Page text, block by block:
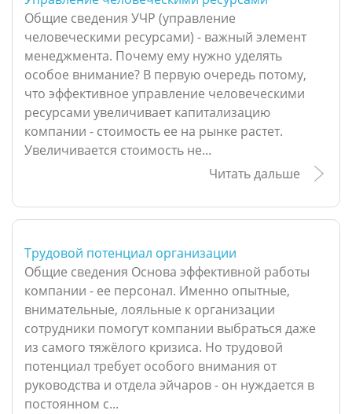
Общие сведения УЧР (управление
человеческими ресурсами) - важный элемент
менеджмента. Почему ему нужно уделять
особое внимание? В первую очередь потому,
что эффективное управление человеческими
ресурсами увеличивает капитализацию
компании - стоимость ее на рынке растет.
Увеличивается стоимость не...
Читать дальше
Трудовой потенциал организации
Общие сведения Основа эффективной работы
компании - ее персонал. Именно опытные,
внимательные, лояльные к организации
сотрудники помогут компании выбраться даже
из самого тяжёлого кризиса. Но трудовой
потенциал требует особого внимания от
руководства и отдела эйчаров - он нуждается в
постоянном с...